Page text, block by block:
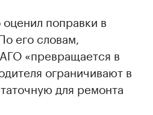
поправки в
его словам,
«превращается в
ограничивают в
для ремонта